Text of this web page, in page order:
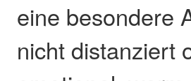
eine besondere
nicht distanziert